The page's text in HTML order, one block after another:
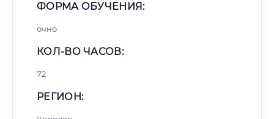
ФОРМА ОБУЧЕНИЯ:
очно
КОЛ-ВО ЧАСОВ:
72
РЕГИОН: